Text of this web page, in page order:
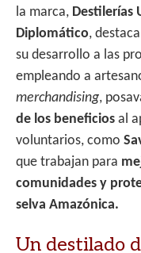
la marca, Destilerías
Diplomático,
su desarrollo a las
empleando a
merchandising,
de los beneficios al
voluntarios, como
que trabajan para
comunidades y
selva Amazónica.
Un destilado